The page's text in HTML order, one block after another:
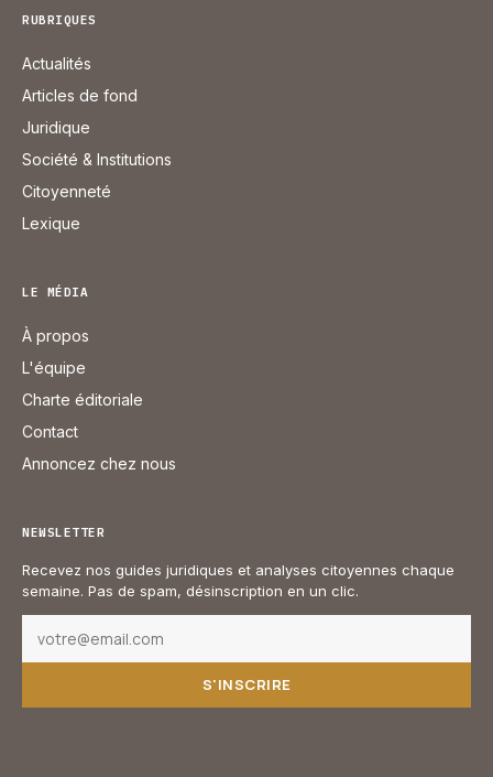
RUBRIQUES
Actualités
Articles de fond
Juridique
Société & Institutions
Citoyenneté
Lexique
LE MÉDIA
À propos
L'équipe
Charte éditoriale
Contact
Annoncez chez nous
NEWSLETTER
Recevez nos guides juridiques et analyses citoyennes chaque
semaine. Pas de spam, désinscription en un clic.
S'INSCRIRE